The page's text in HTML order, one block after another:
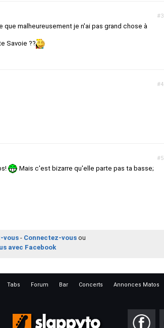
#3
que malheureusement je n'ai pas grand chose à
Savoie ??
#4
#5
Mais c'est bizarre qu'elle parte pas ta basse;
vous- Connectez-vous ou
avec Facebook
Tabs Forum Bar Concerts Annonces Matos